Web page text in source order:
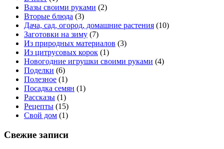
Вазы своими руками (2)
Вторые блюда (3)
Дача, сад, огород, домашние растения (10)
Заготовки на зиму (7)
Из природных материалов (3)
Из цитрусовых корок (1)
Новогодние игрушки своими руками (4)
Поделки (6)
Полезное (1)
Посадка семян (1)
Рассказы (1)
Рецепты (15)
Свой дом (1)
Свежие записи